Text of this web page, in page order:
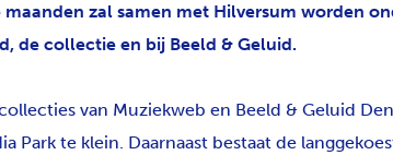
zal samen met Hilversum worden
de collectie en bij Beeld & Geluid.
van Muziekweb en Beeld & Geluid
Park te klein. Daarnaast bestaat de